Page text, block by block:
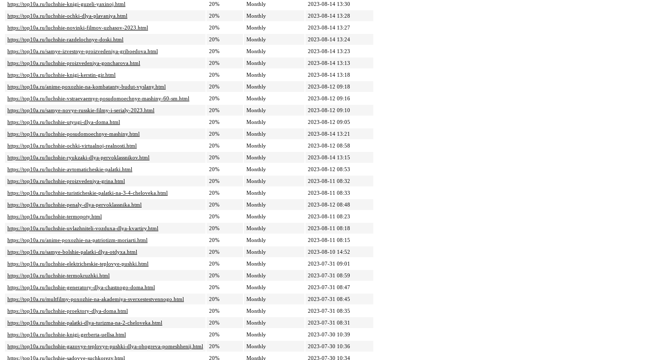
https://top10a.ru/luchshie-knigi-guzeli-yaxinoj.html
20% Monthly
2023-08-14 13:30
https://top10a.ru/luchshie-ochki-dlya-plavaniya.html
20% Monthly
2023-08-14 13:28
https://top10a.ru/luchshie-novinki-filmov-uzhasov-2023.html
20% Monthly
2023-08-14 13:27
https://top10a.ru/luchshie-razdelochnye-doski.html
20% Monthly
2023-08-14 13:24
https://top10a.ru/samye-izvestnye-proizvedeniya-griboedova.html
20% Monthly
2023-08-14 13:23
https://top10a.ru/luchshie-proizvedeniya-goncharova.html
20% Monthly
2023-08-14 13:13
https://top10a.ru/luchshie-knigi-kerstin-gir.html
20% Monthly
2023-08-14 13:18
https://top10a.ru/anime-poxozhie-na-kombatanty-budut-vyslany.html
20% Monthly
2023-08-12 09:18
https://top10a.ru/luchshie-vstraevaemye-posudomoechnye-mashiny-60-sm.html
20% Monthly
2023-08-12 09:16
https://top10a.ru/samye-novye-russkie-filmy-i-serialy-2023.html
20% Monthly
2023-08-12 09:10
https://top10a.ru/luchshie-utyugi-dlya-doma.html
20% Monthly
2023-08-12 09:05
https://top10a.ru/luchshie-posudomoechnye-mashiny.html
20% Monthly
2023-08-14 13:21
https://top10a.ru/luchshie-ochki-virtualnoj-realnosti.html
20% Monthly
2023-08-12 08:58
https://top10a.ru/luchshie-ryukzaki-dlya-pervoklassnikov.html
20% Monthly
2023-08-14 13:15
https://top10a.ru/luchshie-avtomaticheskie-palatki.html
20% Monthly
2023-08-12 08:53
https://top10a.ru/luchshie-proizvedeniya-grina.html
20% Monthly
2023-08-11 08:32
https://top10a.ru/luchshie-turisticheskie-palatki-na-3-4-cheloveka.html
20% Monthly
2023-08-11 08:33
https://top10a.ru/luchshie-penaly-dlya-pervoklassnika.html
20% Monthly
2023-08-12 08:48
https://top10a.ru/luchshie-termopoty.html
20% Monthly
2023-08-11 08:23
https://top10a.ru/luchshie-uvlazhniteli-vozduxa-dlya-kvartiry.html
20% Monthly
2023-08-11 08:18
https://top10a.ru/anime-poxozhie-na-patriotizm-moriarti.html
20% Monthly
2023-08-11 08:15
https://top10a.ru/samye-bolshie-palatki-dlya-otdyxa.html
20% Monthly
2023-08-10 14:52
https://top10a.ru/luchshie-elektricheskie-teplovye-pushki.html
20% Monthly
2023-07-31 09:01
https://top10a.ru/luchshie-termokruzhki.html
20% Monthly
2023-07-31 08:59
https://top10a.ru/luchshie-generatory-dlya-chastnogo-doma.html
20% Monthly
2023-07-31 08:47
https://top10a.ru/multfilmy-poxozhie-na-akademiya-sverxestestvennogo.html
20% Monthly
2023-07-31 08:45
https://top10a.ru/luchshie-proektory-dlya-doma.html
20% Monthly
2023-07-31 08:35
https://top10a.ru/luchshie-palatki-dlya-turizma-na-2-cheloveka.html
20% Monthly
2023-07-31 08:31
https://top10a.ru/luchshie-knigi-gerberta-uellsa.html
20% Monthly
2023-07-30 10:39
https://top10a.ru/luchshie-gazovye-teplovye-pushki-dlya-obogreva-pomeshhenij.html
20% Monthly
2023-07-30 10:36
https://top10a.ru/luchshie-sadovye-suchkorezy.html
20% Monthly 2023-07-30 10:34